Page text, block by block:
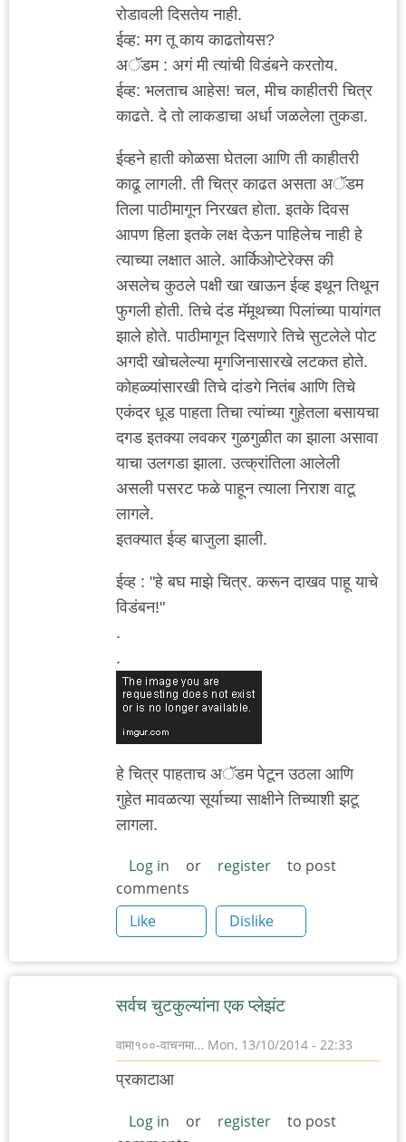
रोडावली दिसतेय नाही.
ईव्ह: मग तू काय काढतोयस?
अॅडम : अगं मी त्यांची विडंबने करतोय.
ईव्ह: भलताच आहेस! चल, मीच काहीतरी चित्र
काढते. दे तो लाकडाचा अर्धा जळलेला तुकडा.
ईव्हने हाती कोळसा घेतला आणि ती काहीतरी
काढू लागली. ती चित्र काढत असता अॅडम
तिला पाठीमागून निरखत होता. इतके दिवस
आपण हिला इतके लक्ष देऊन पाहिलेच नाही हे
त्याच्या लक्षात आले. आर्किओप्टेरेक्स की
असलेच कुठले पक्षी खा खाऊन ईव्ह इथून तिथून
फुगली होती. तिचे दंड मॅमूथच्या पिलांच्या पायांगत
झाले होते. पाठीमागून दिसणारे तिचे सुटलेले पोट
अगदी खोचलेल्या मृगजिनासारखे लटकत होते.
कोहळ्यांसारखी तिचे दांडगे नितंब आणि तिचे
एकंदर धूड पाहता तिचा त्यांच्या गुहेतला बसायचा
दगड इतक्या लवकर गुळगुळीत का झाला असावा
याचा उलगडा झाला. उत्क्रांतिला आलेली
असली पसरट फळे पाहून त्याला निराश वाटू
लागले.
इतक्यात ईव्ह बाजुला झाली.
ईव्ह : "हे बघ माझे चित्र. करून दाखव पाहू याचे
विडंबन!"
.
.
हे चित्र पाहताच अॅडम पेटून उठला आणि
गुहेत मावळत्या सूर्याच्या साक्षीने तिच्याशी झटू
लागला.
Log in or register
to post
comments
Like
Dislike
सर्वच चुटकुल्यांना एक प्लेझंट
वामा१००-वाचनमा… Mon, 13/10/2014 - 22:33
प्रकाटाआ
Log in or register
to post